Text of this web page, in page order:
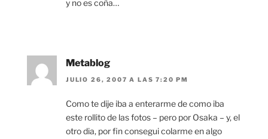
y no es coña…
Metablog
JULIO 26, 2007 A LAS 7:20 PM
Como te dije iba a enterarme de como iba
este rollito de las fotos – pero por Osaka – y, el
otro dia, por fin consegui colarme en algo